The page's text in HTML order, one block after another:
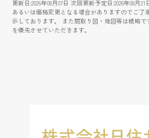
更新日:2026年08月07日 次回更新予定日:2026年08
あるいは価格変更となる場合がありますのでご了
示しております。 また間取り図・地図等は概略
を優先させていただきます。